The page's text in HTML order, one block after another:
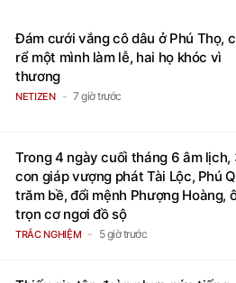
Đám cưới vắng cô dâu ở Phú Thọ,
rể một mình làm lễ, hai họ khóc vì
thương
NETIZEN 7 giờ trước
Trong 4 ngày cuối tháng 6 âm lịch,
con giáp vượng phát Tài Lộc, Phú
trăm bề, đổi mệnh Phượng Hoàng,
trọn cơ ngơi đồ sộ
TRẮC NGHIỆM 5 giờ trước